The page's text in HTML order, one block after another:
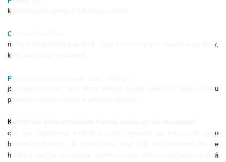
kadeříme nad výpary z pálícího se cukru.
Cestovní žehlička
na tuhý líh je velmi praktická. Jsou v ní otvory pro kadeřítka na vlasy,
které se ohřívají současně.
Příbory z niklochromové oceli
jsou doporučitelné. Není třeba drhnutí, pouhé opláchnutí teplou vodou
postačí k udržení čistoty a pěkného vzhledu.
Kuchyňské nože umýváním horkou vodou rychle se otupují,
což jest nepříjemné zvláště u nožů nesnadno se brousících, nebo
broušením trpících. Je proto dobře, když nůž po upotřebení otře se
hladkým, nejlépe novinovým papírem, načež stačí k mytí jenom vlažná